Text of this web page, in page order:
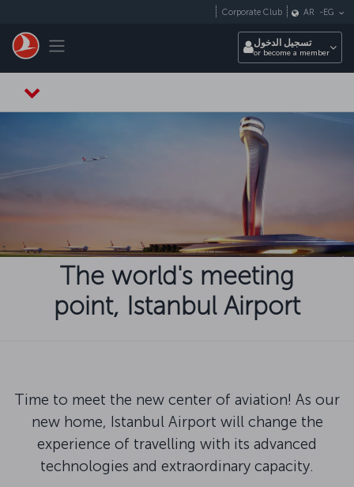
Toggle navigation
Corporate Club AR - EG
تسجيل الدخول
or become a member
The world's meeting
point, Istanbul Airport
Time to meet the new center of aviation! As our
new home, Istanbul Airport will change the
experience of travelling with its advanced
technologies and extraordinary capacity.